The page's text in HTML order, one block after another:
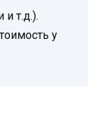
и т.д.).
у